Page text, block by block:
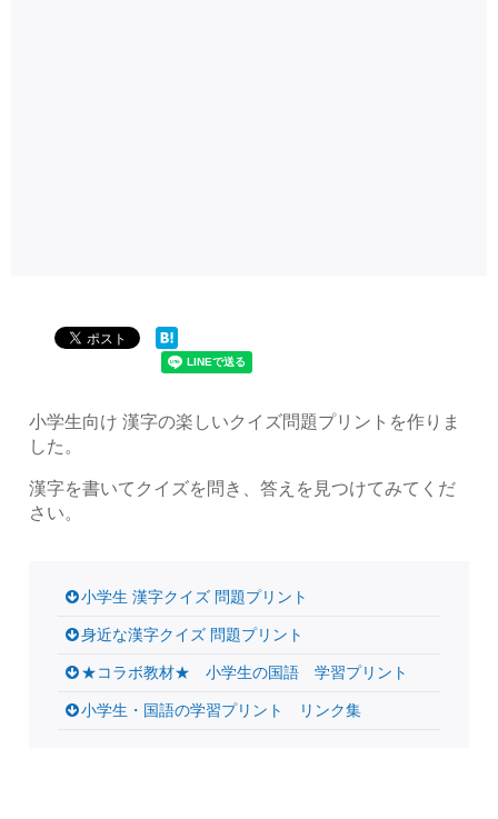
小学生向け 漢字の楽しいクイズ問題プリントを作りま
した。
漢字を書いてクイズを問き、答えを見つけてみてくだ
さい。
小学生 漢字クイズ 問題プリント
身近な漢字クイズ 問題プリント
★コラボ教材★ 小学生の国語 学習プリント
小学生・国語の学習プリント リンク集